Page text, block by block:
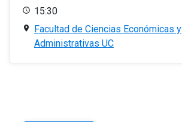
15:30
Facultad de Ciencias Económicas y
Administrativas UC